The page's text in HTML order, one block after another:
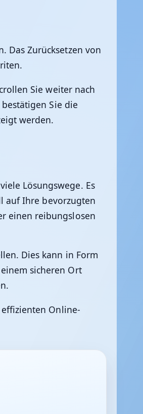
Das Zurücksetzen von
Sie weiter nach
Sie die
werden.
Lösungswege. Es
auf Ihre bevorzugten
einen reibungslosen
Dies kann in Form
sicheren Ort
Online-